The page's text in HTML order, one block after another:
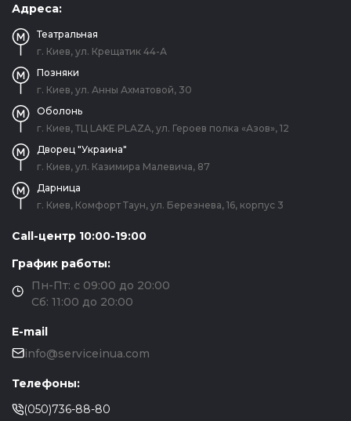
Адреса:
Театральная
г. Киев, ул. Крещатик 44-А
Позняки
г. Киев, ул. Анны Ахматовой, 30
Оболонь
г. Киев, ТЦ LAKE PLAZA, ул. Героев полка «Азов», 12
Дворец "Украина"
г. Киев, ул. Казимира Малевича, 87
Дарница
г. Киев, Комфорт Таун, ул. Березнева, 16, корпус 3
Call-центр 10:00-19:00
График работы:
Пн-Пт: с 09:00 до 20:00
Сб: 11:00 до 20:00
E-mail
info@serviceinua.com
Телефоны:
(050)736-88-80